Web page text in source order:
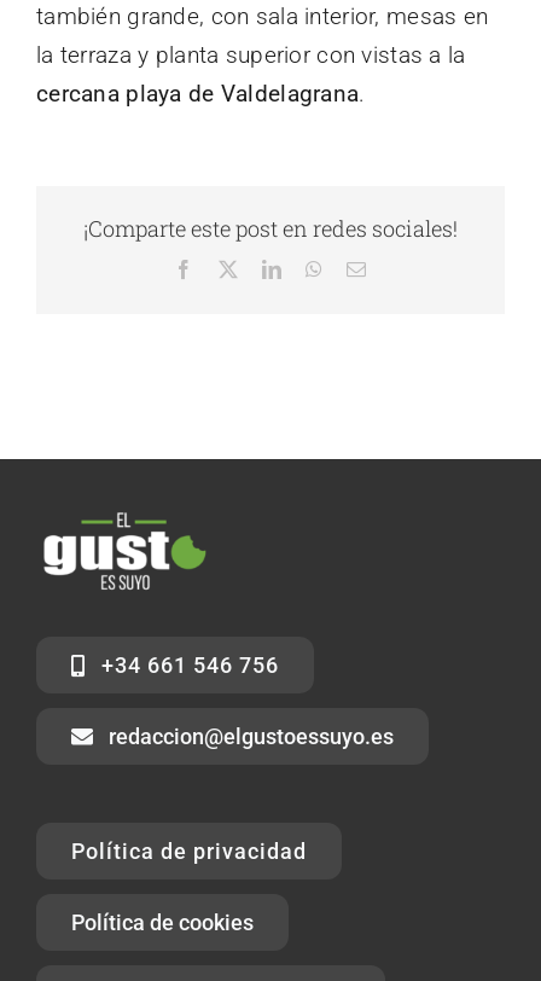
también grande, con sala interior, mesas en
la terraza y planta superior con vistas a la
cercana playa de Valdelagrana.
¡Comparte este post en redes sociales!
Facebook LinkedInWhatsApp
Correo
+34 661 546 756
redaccion@elgustoessuyo.es
Política de privacidad
Política de cookies